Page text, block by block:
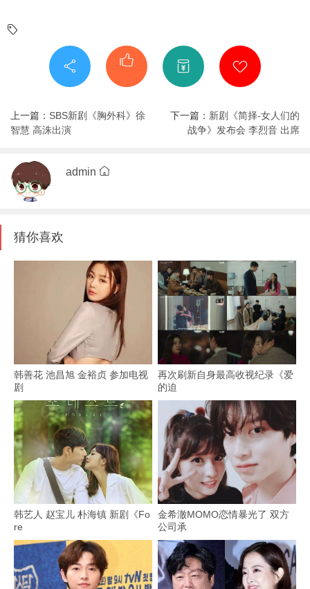
上一篇： SBS新剧《胸外科》徐
智慧 高洙出演
下一篇： 新剧《简择-女人们的
战争》发布会 李烈音 出席
admin
猜你喜欢
韩善花 池昌旭 金裕贞 参加电视
剧
再次刷新自身最高收视纪录《爱
的迫
韩艺人 赵宝儿 朴海镇 新剧《Fo
re
金希澈MOMO恋情暴光了 双方
公司承